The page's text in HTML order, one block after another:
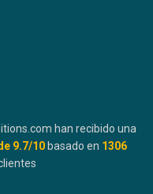
han recibido una
9.7/10 basado en 1306